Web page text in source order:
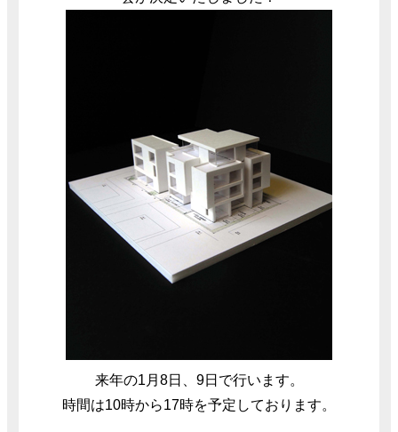
来年の1月8日、9日で行います。
時間は10時から17時を予定しております。